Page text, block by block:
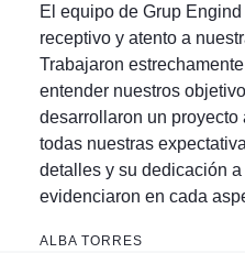
de
5
El equipo de Grup
receptivo y atento a
Trabajaron
entender nuestros
desarrollaron un proyecto
todas nuestras
detalles y su dedicación
evidenciaron en cada
ALBA TORRES